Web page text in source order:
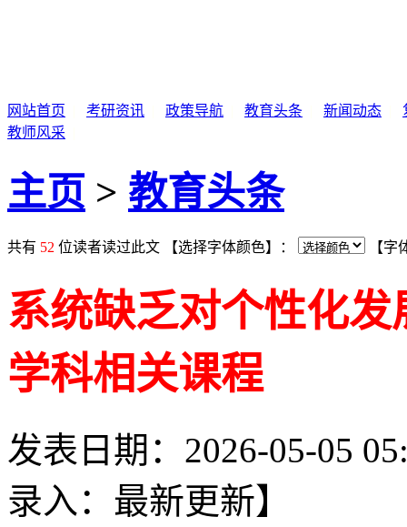
网站首页 考研资讯 政策导航 教育头条 新闻动态
教师风采
主页 > 教育头条
共有 52 位读者读过此文 【选择字体颜色】： 【字
系统缺乏对个性化
学科相关课程
发表日期：2026-05-05
录入：最新更新】